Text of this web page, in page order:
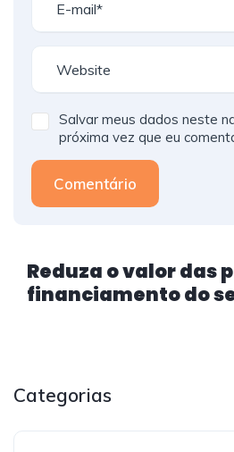
Salvar meus dados neste
próxima vez que eu
Comentário
Reduza o valor das
financiamento do
Categorias